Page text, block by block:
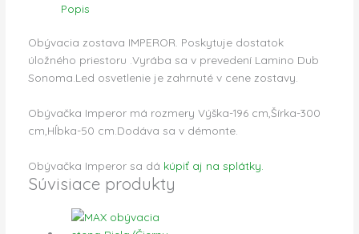
Popis
Obývacia zostava IMPEROR. Poskytuje dostatok
úložného priestoru .Vyrába sa v prevedení Lamino Dub
Sonoma.Led osvetlenie je zahrnuté v cene zostavy.
Obývačka Imperor má rozmery Výška-196 cm,Šírka-300
cm,Hĺbka-50 cm.Dodáva sa v démonte.
Obývačka Imperor sa dá kúpiť aj na splátky.
Súvisiace produkty